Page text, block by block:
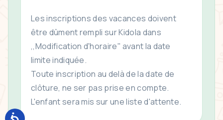
Les inscriptions des vacances doivent
être dûment rempli sur Kidola dans
,,Modification d'horaire'' avant la date
limite indiquée.
Toute inscription au delà de la date de
clôture, ne ser pas prise en compte.
L'enfant sera mis sur une liste d'attente.